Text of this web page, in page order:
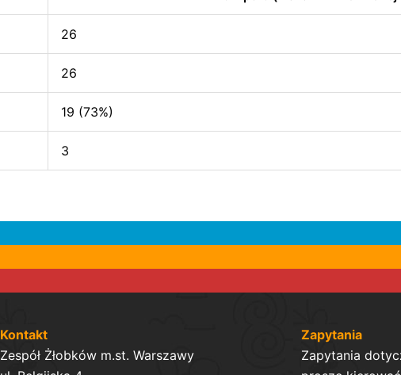
26
26
19 (73%)
3
Kontakt
Zespół Żłobków m.st. Warszawy
Zapytania
Zapytania